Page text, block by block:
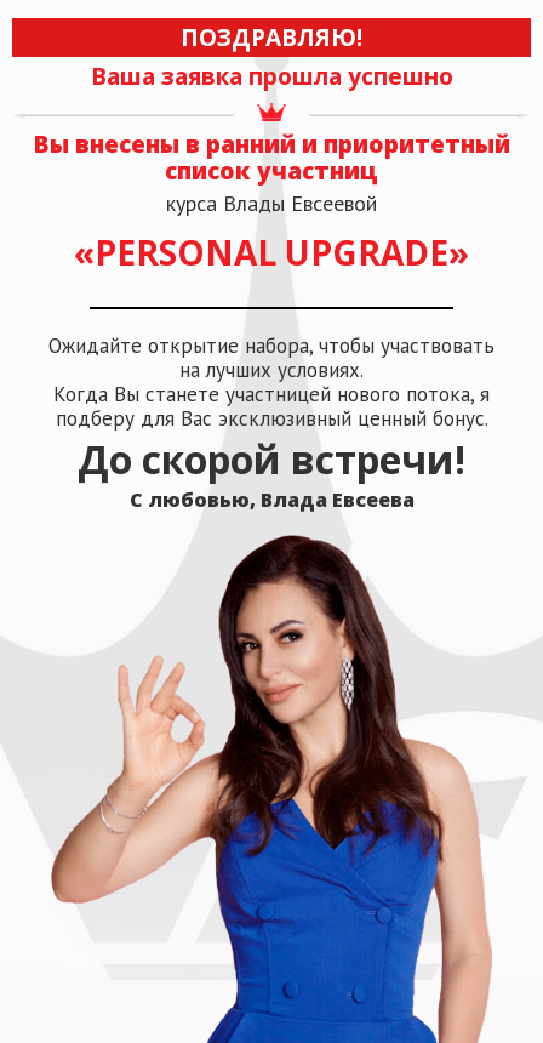
ПОЗДРАВЛЯЮ!
Ваша заявка прошла успешно
Вы внесены в ранний и приоритетный
список участниц
курса Влады Евсеевой
«PERSONAL UPGRADE»
Ожидайте открытие набора, чтобы участвовать
на лучших условиях.
Когда Вы станете участницей нового потока, я
подберу для Вас эксклюзивный ценный бонус.
До скорой встречи!
С любовью, Влада Евсеева